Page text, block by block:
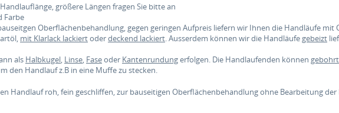
größere Längen fragen Sie bitte an
Farbe
Oberflächenbehandlung, gegen geringen Aufpreis liefern wir Ihnen die Handläufe
mit Klarlack lackiertoderdeckend lackiert . Ausserdem können wir die Handläufe gebeizt
als Halbkugel Linse Faseoder Kantenrundungerfolgen. Die Handlaufenden können gebohrt
den Handlauf z.B in eine Muffe zu stecken.
Handlauf roh, fein geschliffen, zur bauseitigen Oberflächenbehandlung ohne Bearbeitung der